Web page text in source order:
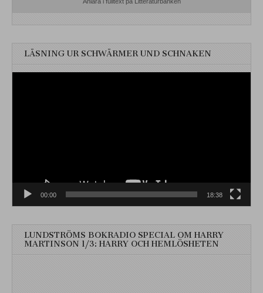
LÄSNING UR SCHWÄRMER UND SCHNAKEN
00:00 18:38
LUNDSTRÖMS BOKRADIO SPECIAL OM HARRY
MARTINSON 1/3: HARRY OCH HEMLÖSHETEN